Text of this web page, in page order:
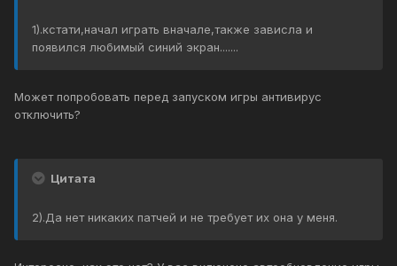
1).кстати,начал играть вначале,также зависла и
появился любимый синий экран.......
Может попробовать перед запуском игры антивирус
отключить?
Цитата
2).Да нет никаких патчей и не требует их она у меня.